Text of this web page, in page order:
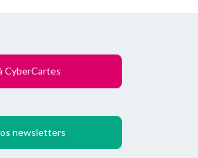
CyberCartes
newsletters